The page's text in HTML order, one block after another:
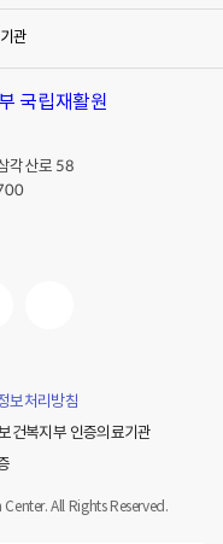
관
각산로 58
보처리방침
건복지부 인증의료기관
All Rights Reserved.